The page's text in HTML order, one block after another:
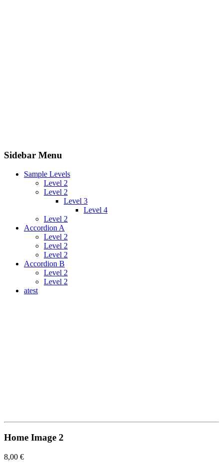
Sidebar Menu
Sample Levels
Level 2
Level 2
Level 3
Level 4
Level 2
Accordion A
Level 2
Level 2
Level 2
Accordion B
Level 2
Level 2
atest
Home Image 2
8,00 €